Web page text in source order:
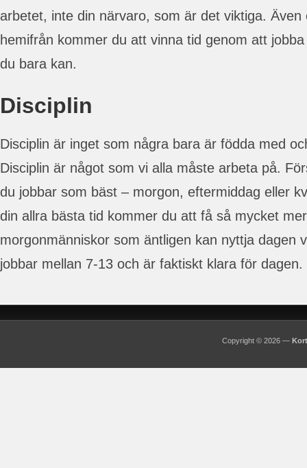
arbetet, inte din närvaro, som är det viktiga. Även
hemifrån kommer du att vinna tid genom att
du bara kan.
Disciplin
Disciplin är inget som några bara är födda med
Disciplin är något som vi alla måste arbeta på.
du jobbar som bäst – morgon, eftermiddag eller
din allra bästa tid kommer du att få så mycket
morgonmänniskor som äntligen kan nyttja dagen
jobbar mellan 7-13 och är faktiskt klara för dagen.
Copyright © 2026 —